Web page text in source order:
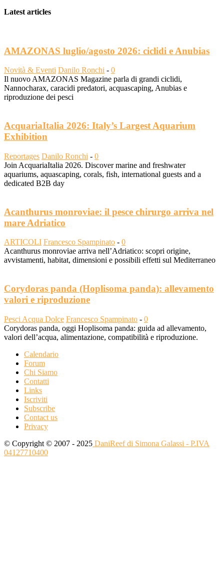
Latest articles
AMAZONAS luglio/agosto 2026: ciclidi e Anubias
Novità & Eventi Danilo Ronchi - 0
Il nuovo AMAZONAS Magazine parla di grandi ciclidi,
Nannocharax, caracidi predatori, acquascaping, Anubias e
riproduzione dei pesci
AcquariaItalia 2026: Italy’s Largest Aquarium
Exhibition
Reportages Danilo Ronchi - 0
Join AcquariaItalia 2026. Discover marine and freshwater
aquariums, aquascaping, corals, fish, international guests and a
dedicated B2B day
Acanthurus monroviae: il pesce chirurgo arriva nel
mare Adriatico
ARTICOLI Francesco Spampinato - 0
Acanthurus monroviae arriva nell’Adriatico: scopri origine,
avvistamenti, habitat, dimensioni e possibili effetti sul Mediterraneo
Corydoras panda (Hoplisoma panda): allevamento
valori e riproduzione
Pesci Acqua Dolce Francesco Spampinato - 0
Corydoras panda, oggi Hoplisoma panda: guida ad allevamento,
valori dell’acqua, alimentazione, compatibilità e riproduzione.
Calendario
Forum
Chi Siamo
Contatti
Links
Iscriviti
Subscribe
Contact us
Privacy
© Copyright © 2007 - 2025 DaniReef di Simona Galassi - P.IVA
04127710400